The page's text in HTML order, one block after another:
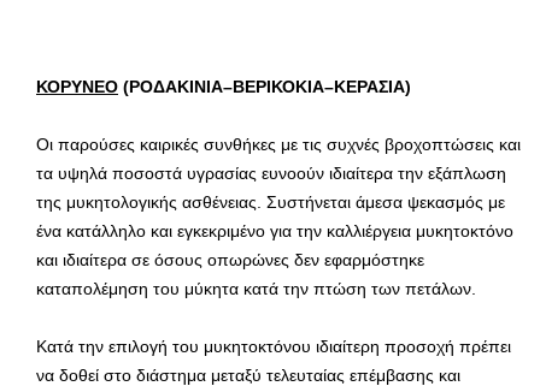
ΚΟΡΥΝΕΟ (ΡΟΔΑΚΙΝΙΑ–ΒΕΡΙΚΟΚΙΑ–ΚΕΡΑΣΙΑ)
Οι παρούσες καιρικές συνθήκες με τις συχνές βροχοπτώσεις και
τα υψηλά ποσοστά υγρασίας ευνοούν ιδιαίτερα την εξάπλωση
της μυκητολογικής ασθένειας. Συστήνεται άμεσα ψεκασμός με
ένα κατάλληλο και εγκεκριμένο για την καλλιέργεια μυκητοκτόνο
και ιδιαίτερα σε όσους οπωρώνες δεν εφαρμόστηκε
καταπολέμηση του μύκητα κατά την πτώση των πετάλων.
Κατά την επιλογή του μυκητοκτόνου ιδιαίτερη προσοχή πρέπει
να δοθεί στο διάστημα μεταξύ τελευταίας επέμβασης και